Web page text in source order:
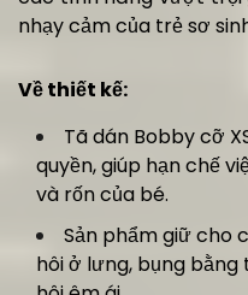
nhạy cảm của trẻ sơ
Về thiết kế:
Tã dán Bobby cỡ
quyền, giúp hạn chế
và rốn của bé.
Sản phẩm giữ cho
hôi ở lưng, bụng